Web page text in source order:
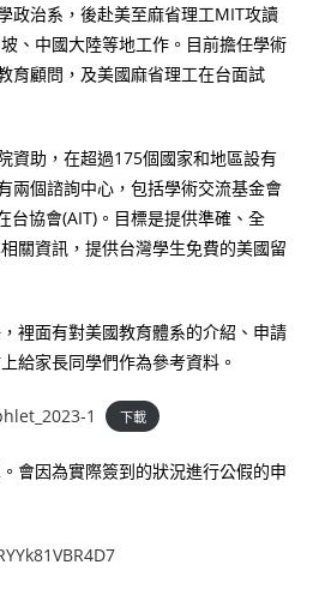
政治系，後赴美至麻省理工MIT攻讀
、中國大陸等地工作。目前擔任學術
育顧問，及美國麻省理工在台面試
資助，在超過175個國家和地區設有
兩個諮詢中心，包括學術交流基金會
協會(AIT)。目標是提供準確、全
關資訊，提供台灣學生免費的美國留
裡面有對美國教育體系的介紹、申請
給家長同學們作為參考資料。
1 下載
會因為實際簽到的狀況進行公假的申